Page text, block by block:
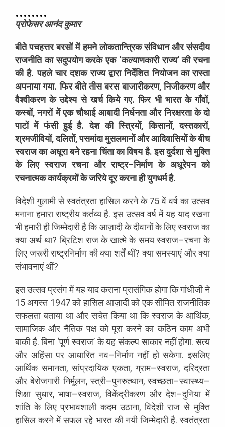
प्रोफेसर आनंद कुमार
बीते पचहत्तर बरसों में हमने लोकतान्त्रिक संविधान और संसदीय
राजनीति का सदुपयोग करके एक ‘कल्याणकारी राज्य’ की रचना
की है.पहले चार दशक राज्य द्वारा निर्देशित नियोजन का रास्ता
अपनाया गया.फिर बीते तीस बरस बाजारीकरण,निजीकरण और
वैश्वीकरण के उद्देश्य से खर्च किये गए.फिर भी भारत के गाँवों,
कस्बों,नगरों में एक चौथाई आबादी निर्धनता और निरक्षरता के दो
पाटों में फंसी हुई है.देश की स्त्रियों,किसानों,दस्तकारों,
श्रमजीवियों,दलितों,पसमांदामुसलमानोंऔरआदिवासियोंकेबीच
स्वराज का अधूरा बने रहना चिंता का विषय है.इस दुर्दशा से मुक्ति
के लिए स्वराज रचना और राष्ट्र–निर्माण के अधूरेपन को
रचनात्मककार्यक्रमोंकेजरियेदूरकरनाहीयुगधर्महै.
विदेशी गुलामी से स्वतंत्रता हासिल करने के75वें वर्ष का उत्सव
मनाना हमारा राष्ट्रीय कर्तव्य है.इस उत्सव वर्ष में यह याद रखना
भीहमारीहीजिम्मेदारीहै कि आज़ादीकेदीवानोंकेलिएस्वराजका
क्या अर्थ था?ब्रिटिश राज के खात्मे के समय स्वराज–रचना के
लिए जरूरी राष्ट्रनिर्माण की क्या शर्तें थीं?क्या समस्याएं और क्या
संभावनाएंथीं?
इसउत्सव प्रसंगमेंयहयादकरानाप्रासंगिकहोगाकिगांधीजीने
15अगस्त1947को हासिल आज़ादी को एक सीमित राजनीतिक
सफलता बताया था और सचेत किया था कि स्वराज के आर्थिक,
सामाजिक और नैतिक पक्ष को पूरा करने का कठिन काम अभी
बाकी है.बिना ‘पूर्ण स्वराज’ के यह संकल्प साकार नहीं होगा.सत्य
और अहिंसा पर आधारित नव–निर्माण नहीं हो सकेगा.इसलिए
आर्थिक समानता,सांप्रदायिक एकता,ग्राम–स्वराज,दरिद्रता
और बेरोजगारी निर्मूलन,स्त्री–पुनरुत्थान,स्वच्छता–स्वास्थ्य–
शिक्षा सुधार,भाषा–स्वराज,विकेंद्रीकरण और देश–दुनिया में
शांति के लिए प्रभावशाली कदम उठाना,विदेशी राज से मुक्ति
हासिल करने में सफल रहे भारत की नयी जिम्मेदारी है.स्वतंत्रता